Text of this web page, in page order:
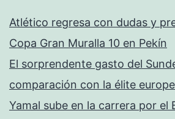
Atlético regresa con dudas y
Copa Gran Muralla 10 en Pekín
El sorprendente gasto del
comparación con la élite
Yamal sube en la carrera por el